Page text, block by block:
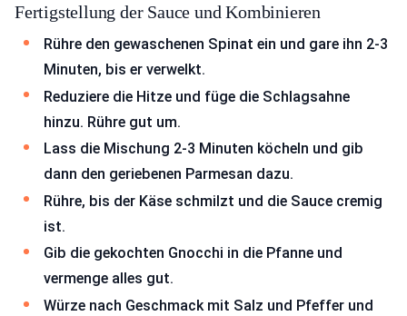
Fertigstellung der Sauce und Kombinieren
Rühre den gewaschenen Spinat ein und gare ihn 2-3
Minuten, bis er verwelkt.
Reduziere die Hitze und füge die Schlagsahne
hinzu. Rühre gut um.
Lass die Mischung 2-3 Minuten köcheln und gib
dann den geriebenen Parmesan dazu.
Rühre, bis der Käse schmilzt und die Sauce cremig
ist.
Gib die gekochten Gnocchi in die Pfanne und
vermenge alles gut.
Würze nach Geschmack mit Salz und Pfeffer und